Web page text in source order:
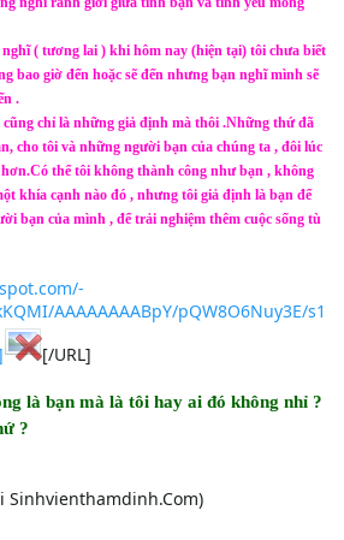
nghĩ ( tương lai ) khi hôm nay (hiện tại) tôi chưa biết
bao giờ đến hoặc sẽ đến nhưng bạn nghĩ mình sẽ
.
cũng chỉ là những giả định mà thôi .Những thứ đã
cho tôi và những người bạn của chúng ta , đôi lúc
thể tôi không thành công như bạn , không
khía cạnh nào đó , nhưng tôi giả định là bạn để
bạn của mình , để trải nghiệm thêm cuộc sống tù
AAAAAAAABpY/pQW8O6Nuy3E/s1
[/URL]
là bạn mà là tôi hay ai đó không nhỉ ?
?
Sinhvienthamdinh.Com)